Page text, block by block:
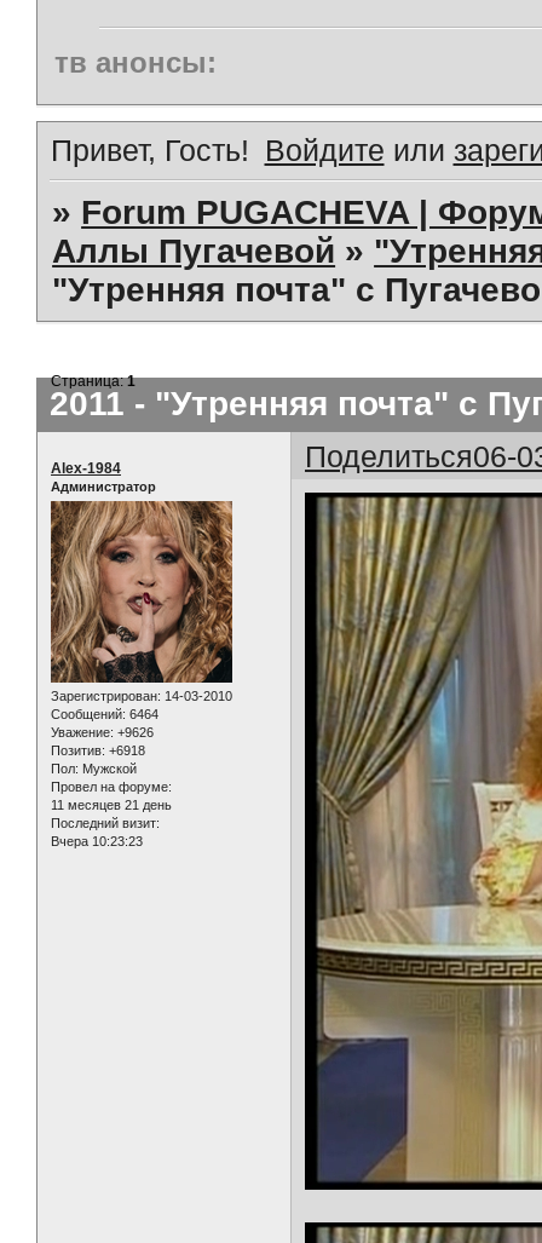
тв анонсы:
Привет, Гость! Войдите или
» Forum PUGACHEVA |
Аллы Пугачевой »
"Утренняя почта" с
2011 - "Утренняя почта" с
Страница:1
Поделиться06-
Alex-1984
Администратор
Зарегистрирован: 14-03-2010
Сообщений: 6464
Уважение: +9626
Позитив: +6918
Пол: Мужской
Провел на форуме:
11 месяцев 21 день
Последний визит:
Вчера 10:23:23